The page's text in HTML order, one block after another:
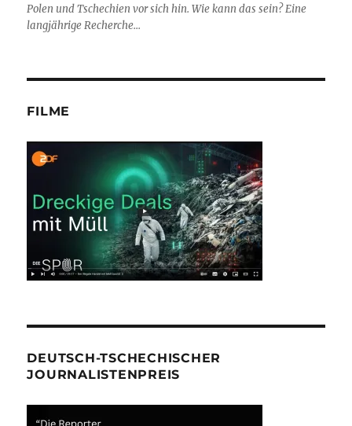
Polen und Tschechien vor sich hin. Wie kann das sein? Eine
langjährige Recherche...
FILME
DEUTSCH-TSCHECHISCHER
JOURNALISTENPREIS